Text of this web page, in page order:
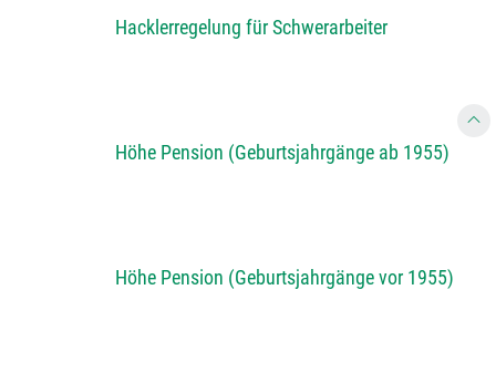
Hacklerregelung für Schwerarbeiter
Höhe Pension (Geburtsjahrgänge ab 1955)
Höhe Pension (Geburtsjahrgänge vor 1955)